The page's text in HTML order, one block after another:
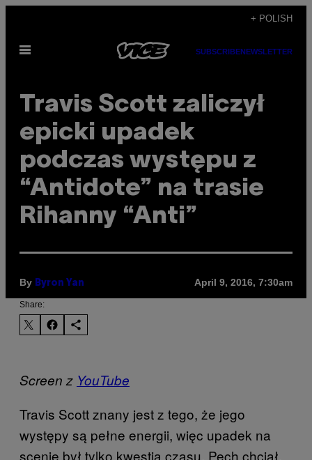
content
+ POLISH
Open
SUBSCRIBENEWSLETTER
Travis Scott zaliczył
epicki upadek
podczas występu z
“Antidote” na trasie
Rihanny “Anti”
By Byron Yan April 9, 2016, 7:30am
Share:
Screen z YouTube
Travis Scott znany jest z tego, że jego
występy są pełne energii, więc upadek na
scenie był tylko kwestią czasu. Pech chciał,